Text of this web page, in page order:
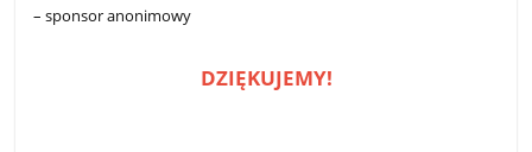
– sponsor anonimowy
DZIĘKUJEMY!